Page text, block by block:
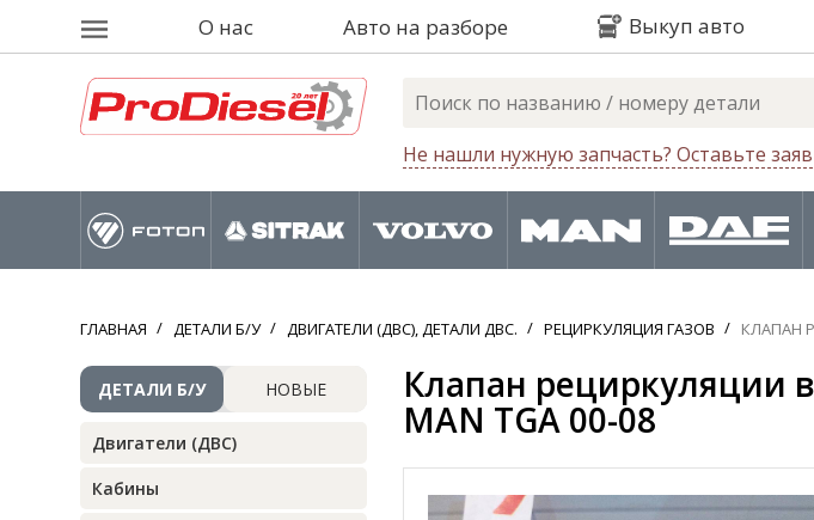
О нас Авто на разборе Выкуп авто
Не нашли нужную запчасть? Оставьте
ГЛАВНАЯ ДЕТАЛИ Б/У ДВИГАТЕЛИ (ДВС), ДЕТАЛИ ДВС. РЕЦИРКУЛЯЦИЯ ГАЗОВ КЛАПАН
ДЕТАЛИ Б/У НОВЫЕ
Двигатели (ДВС)
Кабины
Клапан рециркуляции
MAN TGA 00-08